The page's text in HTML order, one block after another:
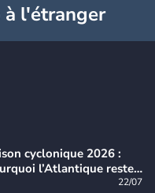
l'étranger
cyclonique 2026 :
l’Atlantique reste
22/07